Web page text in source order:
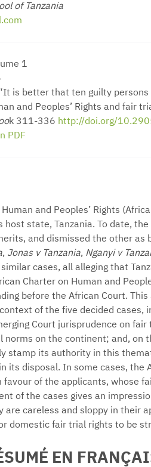
of Tanzania
1
is better that ten guilty
and Peoples’ Rights and fair
k 311-336 http://doi.org/
PDF
Human and Peoples’ Rights
host state, Tanzania. To date,
and dismissed the other as
, Jonas v Tanzania, Nganyi v
cases, all alleging that
Charter on Human and
before the African Court.
of the five decided cases,
Court jurisprudence on
norms on the continent; and, on
stamp its authority in this
its disposal. In some cases, the
favour of the applicants, whose
of the cases gives an
are careless and sloppy in their
domestic fair trial rights to be
EN